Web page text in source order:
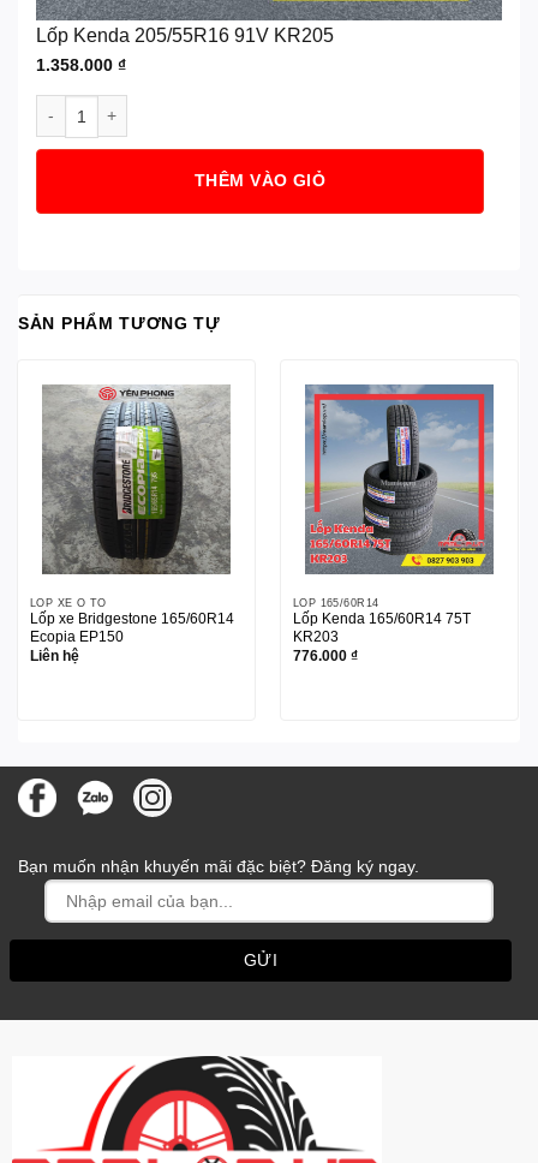
Lốp Kenda 205/55R16 91V KR205
1.358.000 ₫
THÊM VÀO GIỎ
SẢN PHẨM TƯƠNG TỰ
LỐP XE Ô TÔ
Lốp xe Bridgestone 165/60R14
Ecopia EP150
Liên hệ
LỐP 165/60R14
Lốp Kenda 165/60R14 75T
KR203
776.000 ₫
Bạn muốn nhận khuyến mãi đặc biệt? Đăng ký ngay.